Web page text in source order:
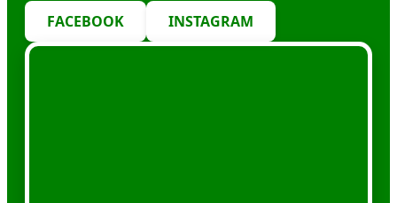
FACEBOOK INSTAGRAM